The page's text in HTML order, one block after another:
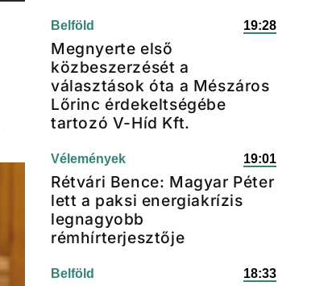
Belföld 19:28
Megnyerte első
közbeszerzését a
választások óta a Mészáros
Lőrinc érdekeltségébe
tartozó V-Híd Kft.
Vélemények 19:01
Rétvári Bence: Magyar Péter
lett a paksi energiakrízis
legnagyobb
rémhírterjesztője
Belföld 18:33